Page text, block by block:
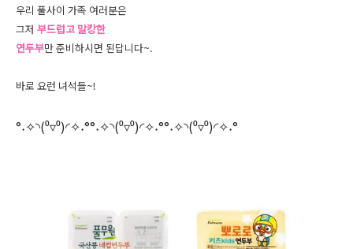
우리 풀사이 가족 여러분은
그저 부드럽고 말캉한
연두부만 준비하시면 된답니다~.
바로 요런 녀석들~!
°˖✧◝(⁰▿⁰)◜✧˖°°˖✧◝(⁰▿⁰)◜✧˖°°˖✧◝(⁰▿⁰)◜✧˖°